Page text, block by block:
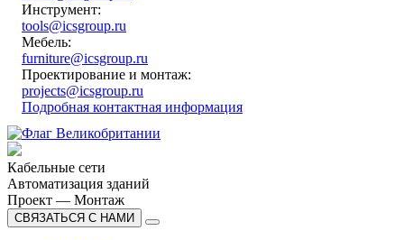
Инструмент:
tools@icsgroup.ru
Мебель:
furniture@icsgroup.ru
Проектирование и монтаж:
projects@icsgroup.ru
Подробная контактная информация
Кабельные сети
Автоматизация зданий
Проект — Монтаж
СВЯЗАТЬСЯ С НАМИ